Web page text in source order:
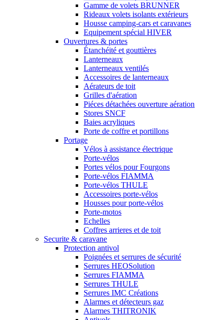
Gamme de volets BRUNNER
Rideaux volets isolants extérieurs
Housse camping-cars et caravanes
Equipement spécial HIVER
Ouvertures & portes
Étanchéité et gouttières
Lanterneaux
Lanterneaux ventilés
Accessoires de lanterneaux
Aérateurs de toit
Grilles d'aération
Piéces détachées ouverture aération
Stores SNCF
Baies acryliques
Porte de coffre et portillons
Portage
Vélos à assistance électrique
Porte-vélos
Portes vélos pour Fourgons
Porte-vélos FIAMMA
Porte-vélos THULE
Accessoires porte-vélos
Housses pour porte-vélos
Porte-motos
Echelles
Coffres arrieres et de toit
Securite & caravane
Protection antivol
Poignées et serrures de sécurité
Serrures HEOSolution
Serrures FIAMMA
Serrures THULE
Serrures IMC Créations
Alarmes et détecteurs gaz
Alarmes THITRONIK